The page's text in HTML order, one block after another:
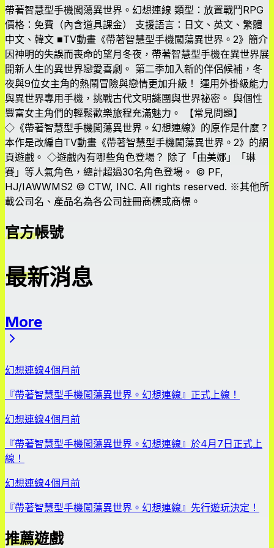
帶著智慧型手機闖蕩異世界。幻想連線 類型：放置戰鬥RPG
價格：免費（內含道具課金） 支援語言：日文、英文、繁體
中文、韓文 ■TV動畫《帶著智慧型手機闖蕩異世界。2》簡介
因神明的失誤而喪命的望月冬夜，帶著智慧型手機在異世界展
開新人生的異世界戀愛喜劇。 第二季加入新的伴侶候補，冬
夜與9位女主角的熱鬧冒險與戀情更加升級！ 運用外掛級能力
與異世界專用手機，挑戰古代文明謎團與世界祕密。 與個性
豐富女主角們的輕鬆歡樂旅程充滿魅力。 【常見問題】
◇《帶著智慧型手機闖蕩異世界。幻想連線》的原作是什麼？
本作是改編自TV動畫《帶著智慧型手機闖蕩異世界。2》的網
頁遊戲。 ◇遊戲內有哪些角色登場？ 除了「由美娜」「琳
賽」等人氣角色，總計超過30名角色登場。 © PF,
HJ/IAWWMS2 © CTW, INC. All rights reserved. ※其他所
載公司名、產品名為各公司註冊商標或商標。
官方帳號
最新消息
More
幻想連線4個月前
『帶著智慧型手機闖蕩異世界。幻想連線』正式上線！
幻想連線4個月前
『帶著智慧型手機闖蕩異世界。幻想連線』於4月7日正式上
線！
幻想連線4個月前
『帶著智慧型手機闖蕩異世界。幻想連線』先行遊玩決定！
推薦遊戲